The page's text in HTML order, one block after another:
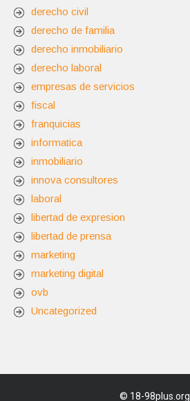
derecho civil
derecho de familia
derecho inmobiliario
derecho laboral
empresas de servicios
fiscal
franquicias
informatica
inmobiliario
innova consultores
laboral
libertad de expresion
libertad de prensa
marketing
marketing digital
ovb
Uncategorized
© 18-98plus.org